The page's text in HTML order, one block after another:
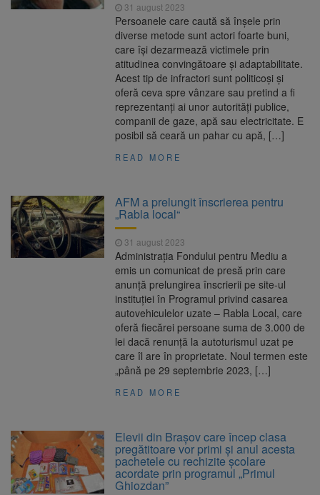
31 august 2023
Persoanele care caută să înșele prin
diverse metode sunt actori foarte buni,
care își dezarmează victimele prin
atitudinea convingătoare și adaptabilitate.
Acest tip de infractori sunt politicoşi şi
oferă ceva spre vânzare sau pretind a fi
reprezentanţi ai unor autorităţi publice,
companii de gaze, apă sau electricitate. E
posibil să ceară un pahar cu apă, […]
READ MORE
AFM a prelungit înscrierea pentru
„Rabla local“
31 august 2023
Administrația Fondului pentru Mediu a
emis un comunicat de presă prin care
anunță prelungirea înscrierii pe site-ul
instituției în Programul privind casarea
autovehiculelor uzate – Rabla Local, care
oferă fiecărei persoane suma de 3.000 de
lei dacă renunță la autoturismul uzat pe
care îl are în proprietate. Noul termen este
„până pe 29 septembrie 2023, […]
READ MORE
Elevii din Brașov care încep clasa
pregătitoare vor primi şi anul acesta
pachetele cu rechizite şcolare
acordate prin programul „Primul
Ghiozdan”